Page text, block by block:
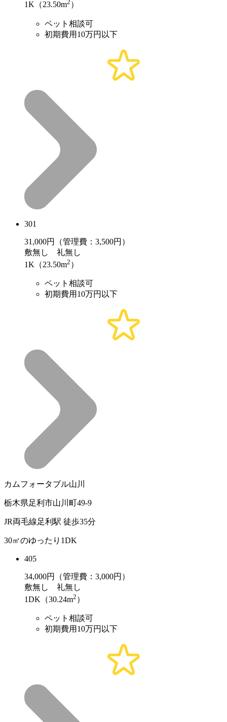
1K（23.50m2 ）
ペット相談可
初期費用10万円以下
301
31,000円（管理費：3,500円）
敷無し 礼無し
1K（23.50m2 ）
ペット相談可
初期費用10万円以下
カムフォータブル山川
栃木県足利市山川町49-9
JR両毛線足利駅 徒歩35分
30㎡のゆったり1DK
405
34,000円（管理費：3,000円）
敷無し 礼無し
1DK（30.24m2 ）
ペット相談可
初期費用10万円以下